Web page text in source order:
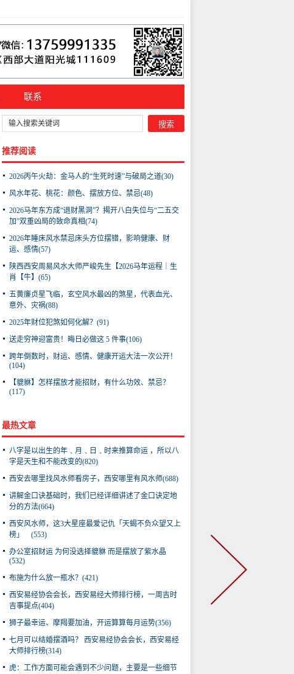
联系
推荐阅读
2026丙午火劫：金马人的“生死时速”与破局之道(30)
风水年花、桃花：颜色、摆放方位、禁忌(48)
2026马年东方成“退财黑洞”？揭开八白失位与“二五交
加”双重凶局的致命真相(74)
2026年睡床风水禁忌床头方位摆错，影响健康、财
运、感情(57)
陕西西安周易风水大师严峻先生【2026马年运程｜生
肖【牛】(65)
五黄廉贞星飞临，玄空风水最凶的煞星，代表血光、
意外、灾祸(88)
2025年财位犯煞如何化解？(91)
送走穷神迎富贵！晦日必做这 5 件事(106)
跨年倒数时，财运、感情、健康开运大法一次公开！
(104)
【貔貅】怎样摆放才能招财，有什么功效、禁忌？
(117)
最热文章
八字是以出生的年﹑月﹑日﹑时来推算命运 ，所以八
字是天生和不能改变的(820)
西安去哪里找风水师看房子，西安哪里有风水师(688)
讲解金口诀基础时，我们已经详细讲述了金口诀定地
分的方法(664)
西安风水师，这3大星座最爱记仇「天蝎不负众望又上
榜」 (553)
办公室招财运 为何没选择貔貅 而是摆放了紫水晶
(532)
布施为什么放一瓶水？(421)
西安易经协会会长，西安易经大师排行榜，一周吉时
吉事提点(404)
狮子最幸运、摩羯要加油，开运算算每月运势(356)
七月可以结婚摆酒吗？ 西安易经协会会长，西安易经
大师排行榜(314)
虎：工作方面可能会遇到不少问题，主要是一些细节